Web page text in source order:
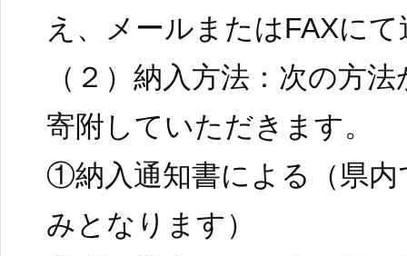
え、メールまたはFAXにて
（２）納入方法：次の方
寄附していただきます。
①納入通知書による（県内
みとなります）